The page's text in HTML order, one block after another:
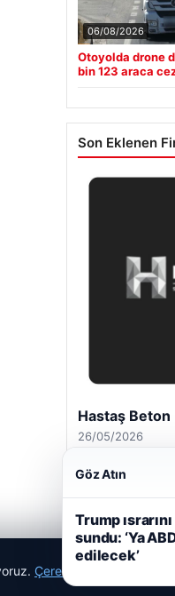
06/08/2026
Otoyolda drone
bin 123 araca
Son Eklenen
Hastaş Beton
26/05/2026
Çerez Politikamız
Göz Atın
Trump
sundu: ‘Ya
edilecek’